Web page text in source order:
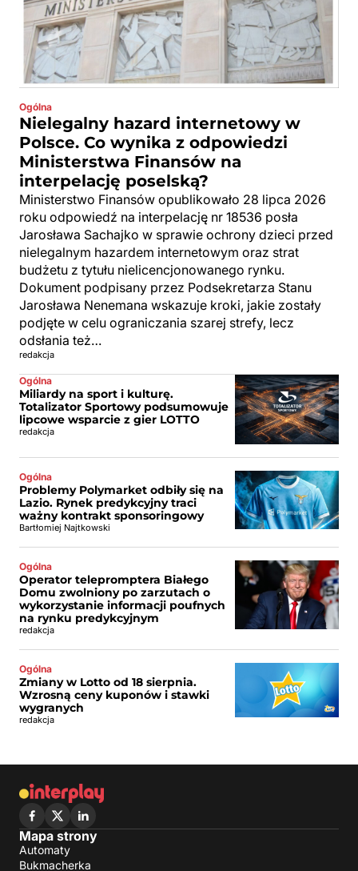
Ogólna
Nielegalny hazard internetowy w
Polsce. Co wynika z odpowiedzi
Ministerstwa Finansów na
interpelację poselską?
Ministerstwo Finansów opublikowało 28 lipca 2026
roku odpowiedź na interpelację nr 18536 posła
Jarosława Sachajko w sprawie ochrony dzieci przed
nielegalnym hazardem internetowym oraz strat
budżetu z tytułu nielicencjonowanego rynku.
Dokument podpisany przez Podsekretarza Stanu
Jarosława Nenemana wskazuje kroki, jakie zostały
podjęte w celu ograniczania szarej strefy, lecz
odsłania też…
redakcja
Ogólna
Miliardy na sport i kulturę.
Totalizator Sportowy podsumowuje
lipcowe wsparcie z gier LOTTO
redakcja
Ogólna
Problemy Polymarket odbiły się na
Lazio. Rynek predykcyjny traci
ważny kontrakt sponsoringowy
Bartłomiej Najtkowski
Ogólna
Operator telepromptera Białego
Domu zwolniony po zarzutach o
wykorzystanie informacji poufnych
na rynku predykcyjnym
redakcja
Ogólna
Zmiany w Lotto od 18 sierpnia.
Wzrosną ceny kuponów i stawki
wygranych
redakcja
Mapa strony
Automaty
Bukmacherka